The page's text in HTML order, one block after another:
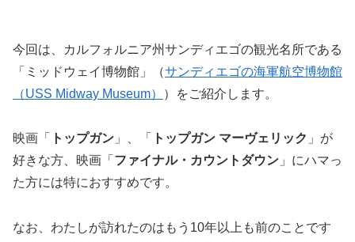
今回は、カルフォルニア州サンディエゴの観光名所である
「ミッドウェイ博物館」（サンディエゴの海軍航空博物館
（USS Midway Museum）
）をご紹介します。
映画「 トップガン 」、「 トップガン マーヴェリック 」が
好きな方、映画「 ファイナル・カウントダウン 」にハマっ
た方には特におすすめです。
なお、わたしが訪れたのはもう10年以上も前のことです